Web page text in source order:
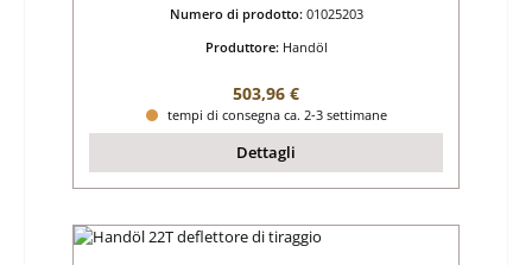
Numero di prodotto: 01025203
Produttore: Handöl
Prezzo normale:
503,96 €
tempi di consegna ca. 2-3 settimane
Dettagli